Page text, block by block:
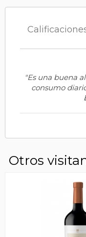
"Es una buena
consumo
Otros